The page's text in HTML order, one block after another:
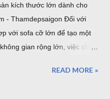
kích thước lớn dành cho
- Thamdepsaigon Đối với
với sofa cỡ lớn để tạo một
gian rộng lớn, việc chọn
thiết bị nội thất liền mạch,
READ MORE »